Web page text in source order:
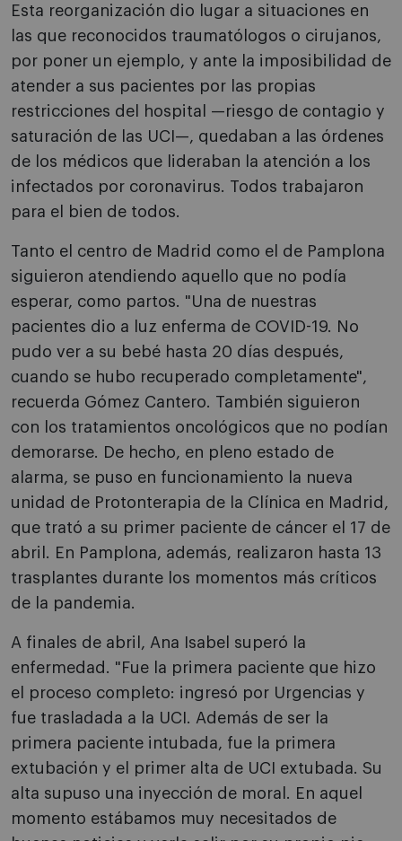
Esta reorganización dio lugar a situaciones en
las que reconocidos traumatólogos o cirujanos,
por poner un ejemplo, y ante la imposibilidad de
atender a sus pacientes por las propias
restricciones del hospital —riesgo de contagio y
saturación de las UCI—, quedaban a las órdenes
de los médicos que lideraban la atención a los
infectados por coronavirus. Todos trabajaron
para el bien de todos.
Tanto el centro de Madrid como el de Pamplona
siguieron atendiendo aquello que no podía
esperar, como partos. "Una de nuestras
pacientes dio a luz enferma de COVID-19. No
pudo ver a su bebé hasta 20 días después,
cuando se hubo recuperado completamente",
recuerda Gómez Cantero. También siguieron
con los tratamientos oncológicos que no podían
demorarse. De hecho, en pleno estado de
alarma, se puso en funcionamiento la nueva
unidad de Protonterapia de la Clínica en Madrid,
que trató a su primer paciente de cáncer el 17 de
abril. En Pamplona, además, realizaron hasta 13
trasplantes durante los momentos más críticos
de la pandemia.
A finales de abril, Ana Isabel superó la
enfermedad. "Fue la primera paciente que hizo
el proceso completo: ingresó por Urgencias y
fue trasladada a la UCI. Además de ser la
primera paciente intubada, fue la primera
extubación y el primer alta de UCI extubada. Su
alta supuso una inyección de moral. En aquel
momento estábamos muy necesitados de